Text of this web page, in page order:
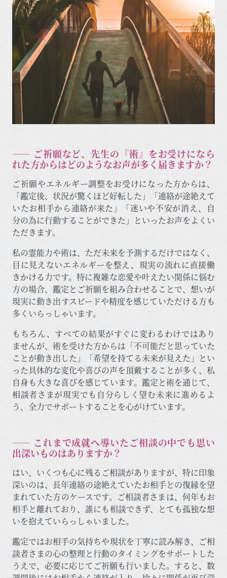
―― ご祈願など、先生の『術』をお受けになら
れた方からはどのようなお声が多く届きますか？
ご祈願やエネルギー調整をお受けになった方からは、
「鑑定後、状況が驚くほど好転した」「連絡が途絶えて
いたお相手から連絡が来た」「迷いや不安が消え、自
分の為に行動することができた」といったお声をよくい
ただきます。
私の霊能力や術は、ただ未来を予測するだけではなく、
目に見えないエネルギーを整え、現実の流れに直接働
きかける力です。特に複雑な恋愛や叶えたい関係に悩む
方の場合、鑑定とご祈願を組み合わせることで、想いが
現実に動き出すスピードや精度を感じていただける方も
多くいらっしゃいます。
もちろん、すべての結果がすぐに変わるわけではあり
ませんが、術を受けた方からは「不可能だと思っていた
ことが動き出した」「希望を持てる未来が見えた」とい
った具体的な変化や喜びの声を頂戴することが多く、私
自身も大きな喜びを感じています。鑑定と術を通じて、
相談者さまが現実でも自分らしく望む未来に進めるよ
う、全力でサポートすることを心がけています。
―― これまで成就へ導いたご相談の中でも思い
出深いものはありますか？
はい、いくつも心に残るご相談がありますが、特に印象
深いのは、長年連絡の途絶えていたお相手との復縁を望
まれていた方のケースです。ご相談者さまは、何年もお
相手と離れており、誰にも相談できず、とても孤独な想
いを抱えていらっしゃいました。
鑑定ではお相手の気持ちや現状を丁寧に読み解き、ご相
談者さまの心の整理と行動のタイミングをサポートした
うえで、必要に応じてご祈願も行いました。すると、数